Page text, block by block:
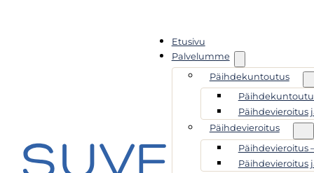
Etusivu
Palvelumme
Päihdekuntoutus
Päihdevieroitus
Päihdevieroitus
Päihdevieroitus
Päihdevieroitus